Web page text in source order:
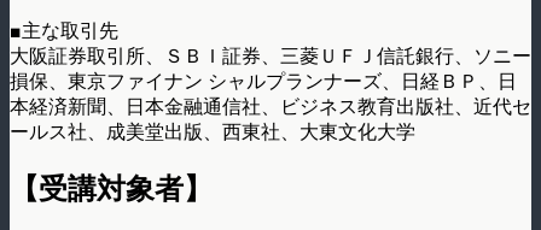
■主な取引先
大阪証券取引所、ＳＢＩ証券、三菱ＵＦＪ信託銀行、ソニー
損保、東京ファイナン シャルプランナーズ、日経ＢＰ、日
本経済新聞、日本金融通信社、ビジネス教育出版社、近代セ
ールス社、成美堂出版、西東社、大東文化大学
【受講対象者】